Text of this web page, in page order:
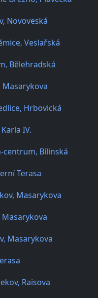
Novoveská
Veslařská
Bělehradská
Masarykova
Hrbovická
IV.
centrum, Bílinská
Terasa
Masarykova
Masarykova
Masarykova
Raisova